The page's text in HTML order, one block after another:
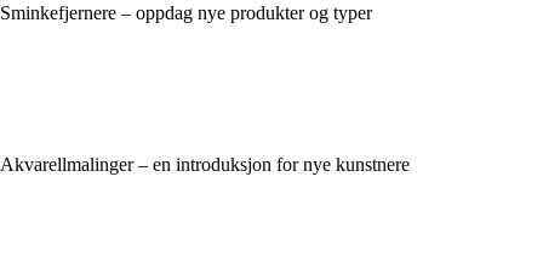
Sminkefjernere – oppdag nye produkter og typer
Akvarellmalinger – en introduksjon for nye kunstnere